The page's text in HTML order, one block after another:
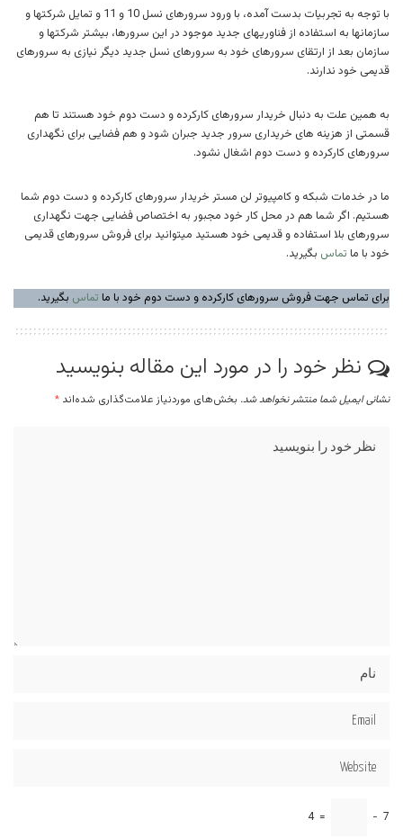
با توجه به تجربیات بدست آمده، با ورود سرورهای نسل 10 و 11 و تمایل شرکتها و
سازمانها به استفاده از فناوریهای جدید موجود در این سرورها، بیشتر شرکتها و
سازمان بعد از ارتقای سرورهای خود به سرورهای نسل جدید دیگر نیازی به سرورهای
قدیمی خود ندارند.
به همین علت به دنبال خریدار سرورهای کارکرده و دست دوم خود هستند تا هم
قسمتی از هزینه های خریداری سرور جدید جبران شود و هم فضایی برای نگهداری
سرورهای کارکرده و دست دوم اشغال نشود.
ما در خدمات شبکه و کامپیوتر لن مستر خریدار سرورهای کارکرده و دست دوم شما
هستیم. اگر شما هم در محل کار خود مجبور به اختصاص فضایی جهت نگهداری
سرورهای بلا استفاده و قدیمی خود هستید میتوانید برای فروش سرورهای قدیمی
خود با ما تماس بگیرید.
برای تماس جهت فروش سرورهای کارکرده و دست دوم خود با ما تماس بگیرید.
نظر خود را در مورد این مقاله بنویسید
نشانی ایمیل شما منتشر نخواهد شد. بخش‌های موردنیاز علامت‌گذاری شده‌اند *
7
−
=
4